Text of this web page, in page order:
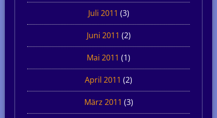
Juli 2011 (3)
Juni 2011 (2)
Mai 2011 (1)
April 2011 (2)
März 2011 (3)